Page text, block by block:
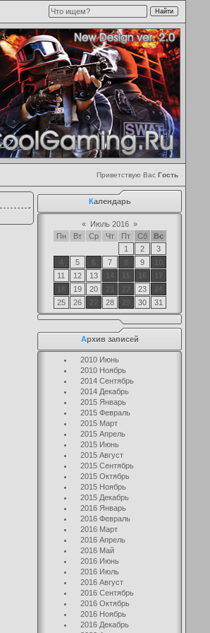
Приветствую Вас Гость
Календарь
« Июль 2016 »
Пн
Вт Ср Чт Пт Сб
Вс
1
2
3
5 7 9
11
12 13
19 20 23
25
26 28 30 31
Архив записей
2010 Июнь
2010 Ноябрь
2014 Сентябрь
2014 Декабрь
2015 Январь
2015 Февраль
2015 Март
2015 Апрель
2015 Июнь
2015 Август
2015 Сентябрь
2015 Октябрь
2015 Ноябрь
2015 Декабрь
2016 Январь
2016 Февраль
2016 Март
2016 Апрель
2016 Май
2016 Июнь
2016 Июль
2016 Август
2016 Сентябрь
2016 Октябрь
2016 Ноябрь
2016 Декабрь